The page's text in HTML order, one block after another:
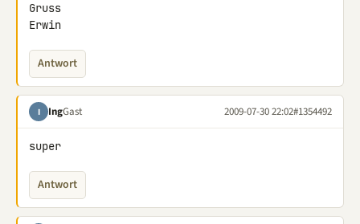
Gruss
Erwin
Antwort
I IngGast 2009-07-30 22:02#1354492
super
Antwort